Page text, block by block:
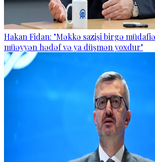
Hakan Fidan: "Məkkə sazişi birgə
müəyyən hədəf və ya düşmən yoxdur"